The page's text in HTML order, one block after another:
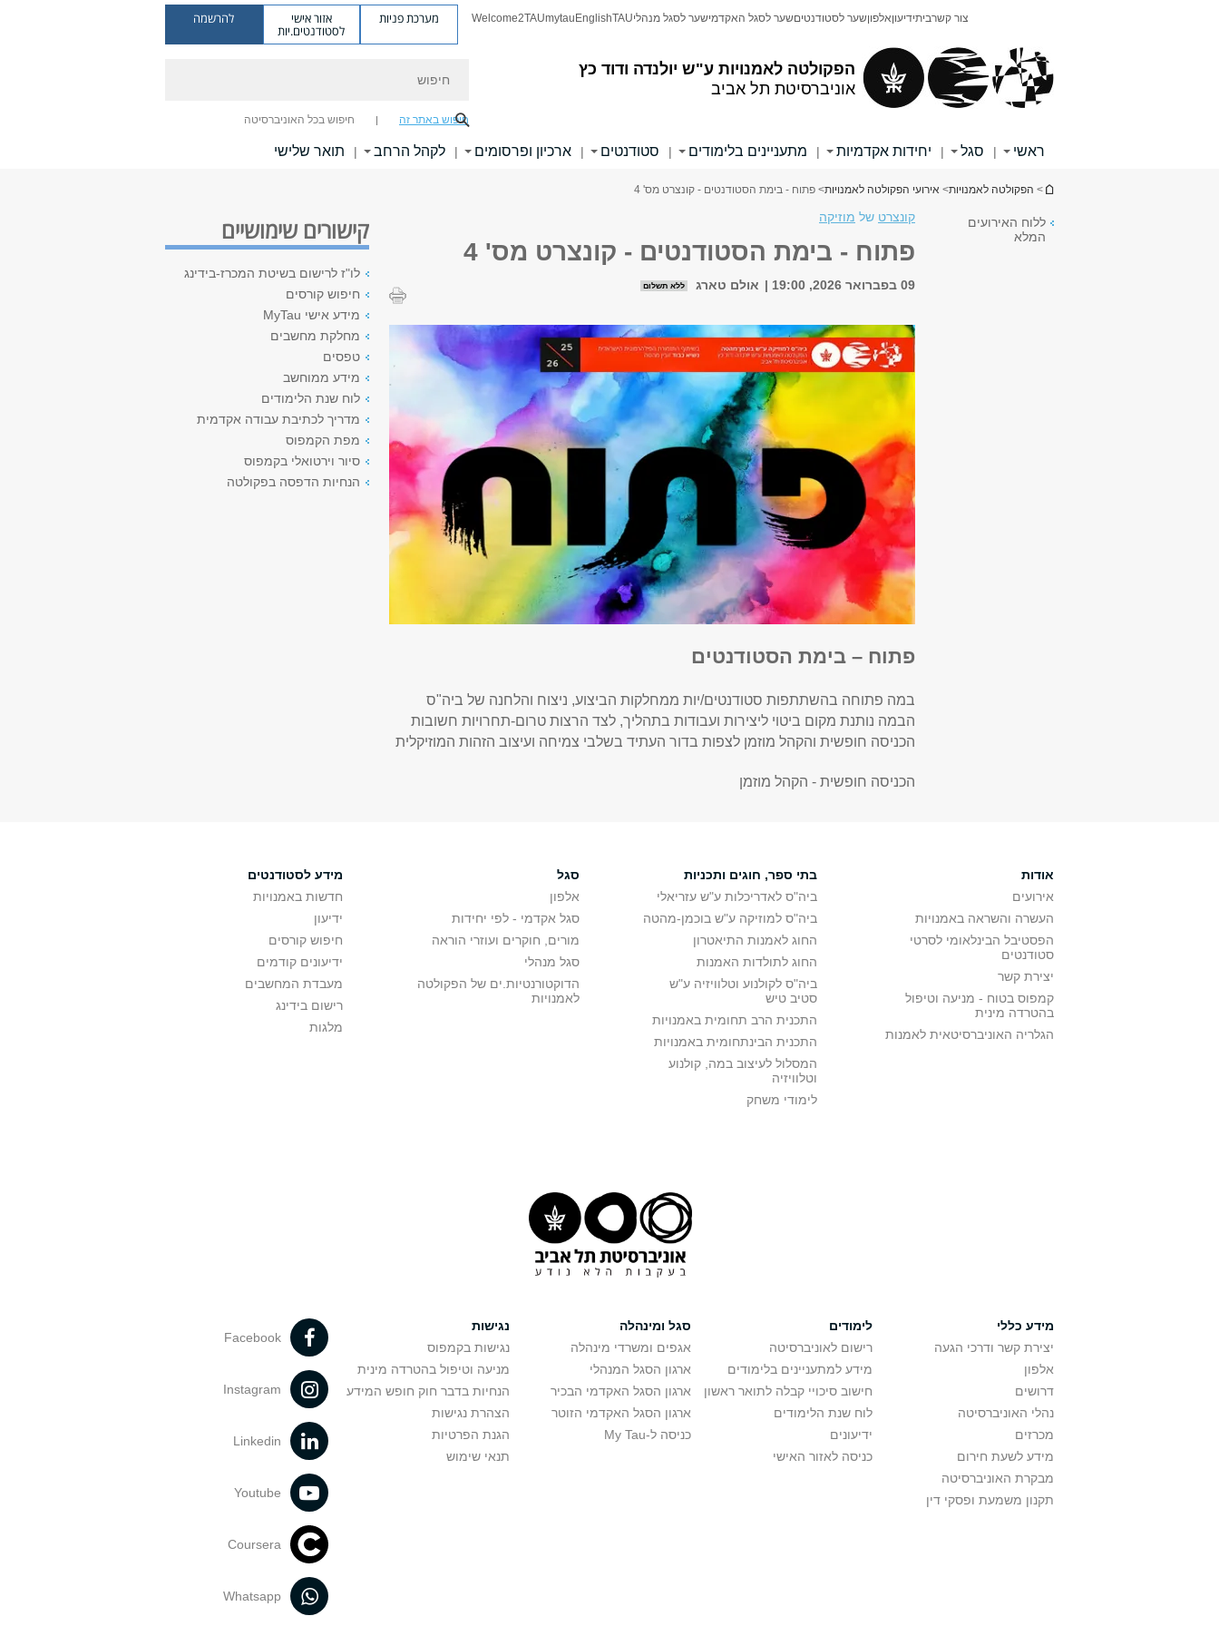
הפקולטה לאמנויות ע"ש יולנדה ודוד כץ
אוניברסיטת תל אביב
צור קשרביתידיעוןאלפוןשער לסטודנטיםשער לסגל האקדמישער לסגל מנהליTAU
English
mytau
Welcome2TAU מערכת פניות אזור אישי
לסטודנטים.יות
להרשמה
חיפוש באתר זה חיפוש בכל האוניברסיטה
ראשי | סגל | יחידות אקדמיות | מתעניינים בלימודים | סטודנטים | ארכיון ופרסומים | לקהל הרחב | תואר שלישי
הינך נמצא כאן
> הפקולטה לאמנויות> אירועי הפקולטה לאמנויות> פתוח - בימת הסטודנטים - קונצרט מס' 4
ללוח האירועים
המלא
קונצרט של מוזיקה
פתוח - בימת הסטודנטים - קונצרט מס' 4
09 בפברואר 2026, 19:00 אולם טארג ללא תשלום
פתוח – בימת הסטודנטים
במה פתוחה בהשתתפות סטודנטים/יות ממחלקות הביצוע, ניצוח והלחנה של ביה"ס
הבמה נותנת מקום ביטוי ליצירות ועבודות בתהליך, לצד הרצות טרום-תחרויות חשובות
הכניסה חופשית והקהל מוזמן לצפות בדור העתיד בשלבי צמיחה ועיצוב הזהות המוזיקלית
הכניסה חופשית - הקהל מוזמן
קישורים שימושיים
לו"ז לרישום בשיטת המכרז-בידינג
חיפוש קורסים
מידע אישי MyTau
מחלקת מחשבים
טפסים
מידע ממוחשב
לוח שנת הלימודים
מדריך לכתיבת עבודה אקדמית
מפת הקמפוס
סיור וירטואלי בקמפוס
הנחיות הדפסה בפקולטה
אודות
אירועים
העשרה והשראה באמנויות
הפסטיבל הבינלאומי לסרטי
סטודנטים
יצירת קשר
קמפוס בטוח - מניעה וטיפול
בהטרדה מינית
הגלריה האוניברסיטאית לאמנות
בתי ספר, חוגים ותכניות
ביה"ס לאדריכלות ע"ש עזריאלי
ביה"ס למוזיקה ע"ש בוכמן-מהטה
החוג לאמנות התיאטרון
החוג לתולדות האמנות
ביה"ס לקולנוע וטלוויזיה ע"ש
סטיב טיש
התכנית הרב תחומית באמנויות
התכנית הבינתחומית באמנויות
המסלול לעיצוב במה, קולנוע
וטלוויזיה
לימודי משחק
סגל
אלפון
סגל אקדמי - לפי יחידות
מורים, חוקרים ועוזרי הוראה
סגל מנהלי
הדוקטורנטיות.ים של הפקולטה
לאמנויות
מידע לסטודנטים
חדשות באמנויות
ידיעון
חיפוש קורסים
ידיעונים קודמים
מעבדת המחשבים
רישום בידינג
מלגות
מידע כללי
יצירת קשר ודרכי הגעה
אלפון
דרושים
נהלי האוניברסיטה
מכרזים
מידע לשעת חירום
מבקרת האוניברסיטה
תקנון משמעת ופסקי דין
לימודים
רישום לאוניברסיטה
מידע למתעניינים בלימודים
חישוב סיכויי קבלה לתואר ראשון
לוח שנת הלימודים
ידיעונים
כניסה לאזור האישי
סגל ומינהלה
אגפים ומשרדי מינהלה
ארגון הסגל המנהלי
ארגון הסגל האקדמי הבכיר
ארגון הסגל האקדמי הזוטר
כניסה ל-My Tau
נגישות
נגישות בקמפוס
מניעה וטיפול בהטרדה מינית
הנחיות בדבר חוק חופש המידע
הצהרת נגישות
הגנת הפרטיות
תנאי שימוש
Facebook
Instagram
Linkedin
Youtube
Coursera
Whatsapp